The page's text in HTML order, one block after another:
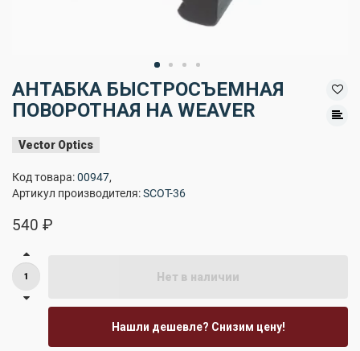
АНТАБКА БЫСТРОСЪЕМНАЯ
ПОВОРОТНАЯ НА WEAVER
Vector Optics
Код товара:00947,
Артикул производителя:SCOT-36
540 ₽
Нет в наличии
Нашли дешевле? Снизим цену!